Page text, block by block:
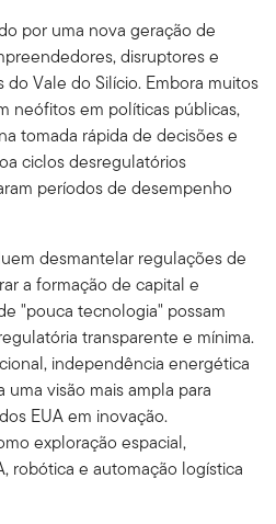
por uma nova geração de
disruptores e
Vale do Silício. Embora muitos
neófitos em políticas públicas,
tomada rápida de decisões e
ciclos desregulatórios
períodos de desempenho
desmantelar regulações de
a formação de capital e
"pouca tecnologia" possam
transparente e mínima.
independência energética
visão mais ampla para
EUA em inovação.
exploração espacial,
robótica e automação logística